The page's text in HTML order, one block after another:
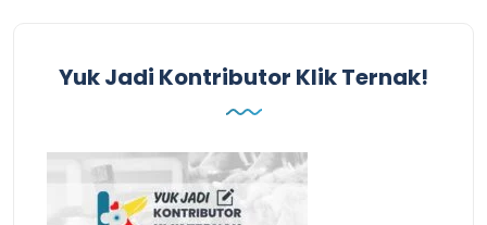
Yuk Jadi Kontributor Klik Ternak!